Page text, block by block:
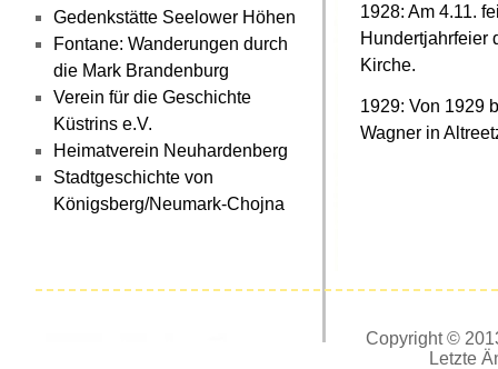
Gedenkstätte Seelower Höhen
Fontane: Wanderungen durch
die Mark Brandenburg
Verein für die Geschichte
Küstrins e.V.
Heimatverein Neuhardenberg
Stadtgeschichte von
Königsberg/Neumark-Chojna
1928: Am 4.11.
Hundertjahrfeier
Kirche.
1929: Von 1929
Wagner in
Copyright ©
Letzte